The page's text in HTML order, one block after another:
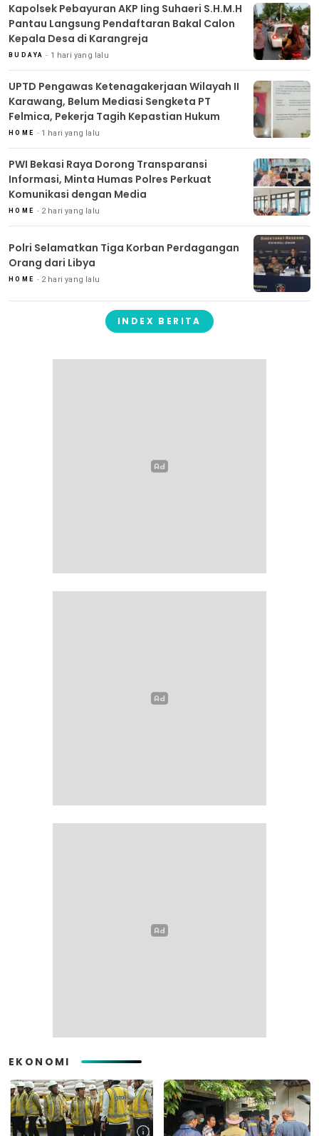
Kapolsek Pebayuran AKP Iing Suhaeri S.H.M.H
Pantau Langsung Pendaftaran Bakal Calon
Kepala Desa di Karangreja
BUDAYA 1 hari yang lalu
UPTD Pengawas Ketenagakerjaan Wilayah II
Karawang, Belum Mediasi Sengketa PT
Felmica, Pekerja Tagih Kepastian Hukum
HOME 1 hari yang lalu
PWI Bekasi Raya Dorong Transparansi
Informasi, Minta Humas Polres Perkuat
Komunikasi dengan Media
HOME 2 hari yang lalu
Polri Selamatkan Tiga Korban Perdagangan
Orang dari Libya
HOME 2 hari yang lalu
INDEX BERITA
EKONOMI